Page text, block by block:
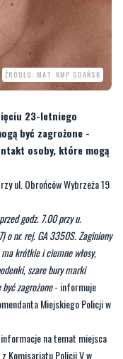
ŹRÓDŁO: MAT. KMP GDAŃSK
23-letniego
być zagrożone -
ul. Obrońców Wybrzeża 19
godz. 7.00 przy u.
o nr. rej. GA 3350S. Zaginiony
krótkie i ciemne włosy,
szare bury marki
zagrożone- informuje
Miejskiego Policji w
na temat miejsca
Komisariatu Policji V w
poczty